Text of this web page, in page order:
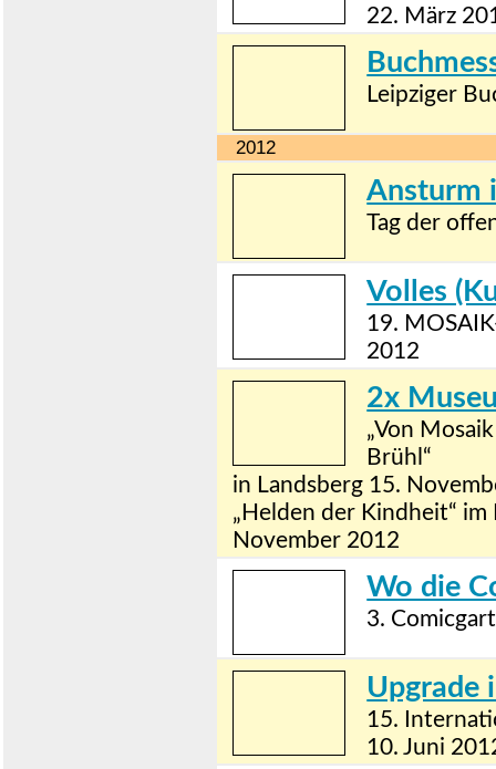
22. März
Leipziger
2012
Ansturm
Tag der
Volles
19.
2012
2x
„Von
Brühl“
in Landsberg 15.
„Helden der Kindheit“
November 2012
Wo die
3.
Upgrade
15.
10. Juni